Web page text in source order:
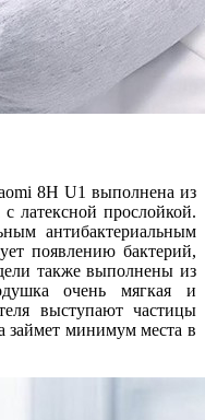
8H U1 выполнена из
с латексной прослойкой.
антибактериальным
появлению бактерий,
также выполнены из
очень мягкая и
выступают частицы
займет минимум места в